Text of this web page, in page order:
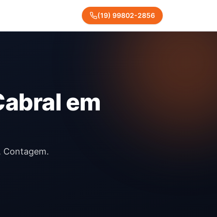
(19) 99802-2856
em
Contagem.